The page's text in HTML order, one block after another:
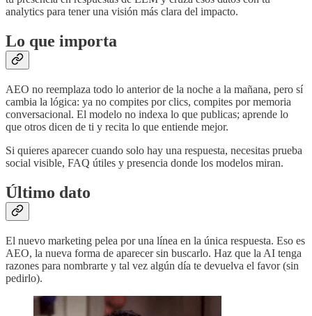
analytics para tener una visión más clara del impacto.
Lo que importa
AEO no reemplaza todo lo anterior de la noche a la mañana, pero sí
cambia la lógica: ya no compites por clics, compites por memoria
conversacional. El modelo no indexa lo que publicas; aprende lo
que otros dicen de ti y recita lo que entiende mejor.
Si quieres aparecer cuando solo hay una respuesta, necesitas prueba
social visible, FAQ útiles y presencia donde los modelos miran.
Último dato
El nuevo marketing pelea por una línea en la única respuesta. Eso es
AEO, la nueva forma de aparecer sin buscarlo. Haz que la AI tenga
razones para nombrarte y tal vez algún día te devuelva el favor (sin
pedirlo).